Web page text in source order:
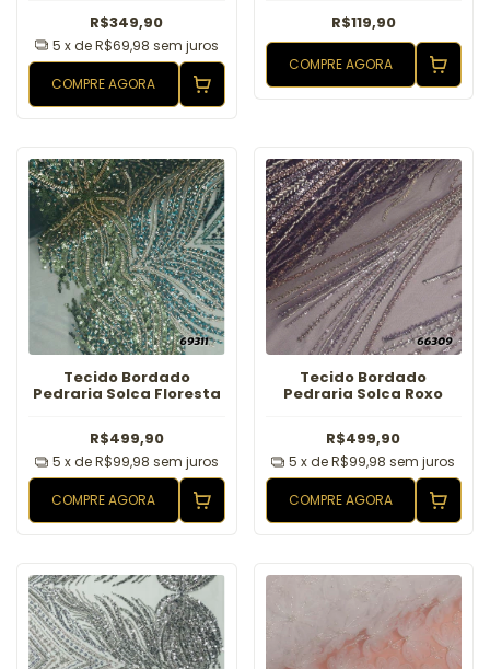
R$349,90
5 x deR$69,98 sem juros
COMPRE AGORA
R$119,90
COMPRE AGORA
Tecido Bordado
Pedraria Solca Floresta
R$499,90
5 x deR$99,98 sem juros
COMPRE AGORA
Tecido Bordado
Pedraria Solca Roxo
R$499,90
5 x deR$99,98 sem juros
COMPRE AGORA